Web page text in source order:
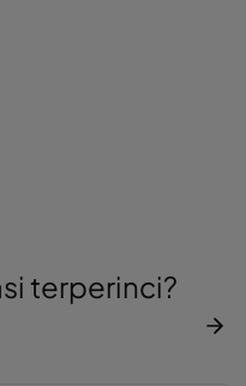
terperinci?